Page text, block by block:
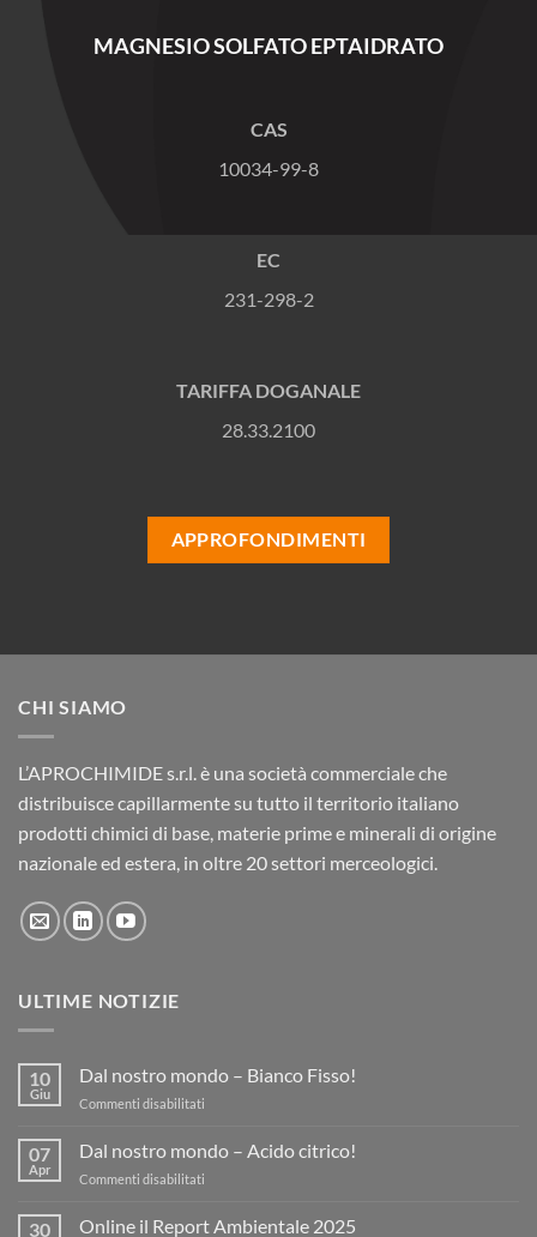
MAGNESIO SOLFATO EPTAIDRATO
CAS
10034-99-8
EC
231-298-2
TARIFFA DOGANALE
28.33.2100
APPROFONDIMENTI
CHI SIAMO
L’APROCHIMIDE s.r.l. è una società commerciale che
distribuisce capillarmente su tutto il territorio italiano
prodotti chimici di base, materie prime e minerali di origine
nazionale ed estera, in oltre 20 settori merceologici.
ULTIME NOTIZIE
10
Giu
Dal nostro mondo – Bianco Fisso!
Commenti disabilitati
nostro
mondo
Fisso!
07
Apr
Dal nostro mondo – Acido citrico!
Commenti disabilitati
nostro
30 Online il Report Ambientale 2025